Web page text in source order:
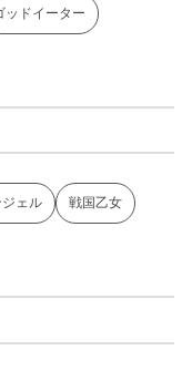
ッドイーター
ェル 戦国乙女